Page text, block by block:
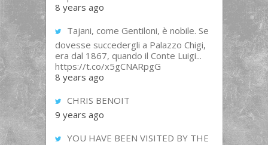
8 years ago
Tajani, come Gentiloni, è nobile. Se
dovesse succedergli a Palazzo Chigi,
era dal 1867, quando il Conte Luigi...
https://t.co/x5gCNARpgG
8 years ago
CHRIS BENOIT
9 years ago
YOU HAVE BEEN VISITED BY THE